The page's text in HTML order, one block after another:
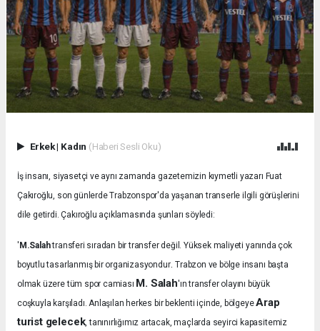
Erkek| Kadın (Haberi Sesli Oku)
İş insanı, siyasetçi ve aynı zamanda gazetemizin kıymetli yazarı Fuat
Çakıroğlu, son günlerde Trabzonspor'da yaşanan transerle ilgili görüşlerini
dile getirdi. Çakıroğlu açıklamasında şunları söyledi:
' M.Salahtransferi sıradan bir transfer değil. Yüksek maliyeti yanında çok
boyutlu tasarlanmış bir organizasyondur.Trabzon ve bölge insanı başta
olmak üzere tüm spor camiası M. Salah'ın transfer olayını büyük
coşkuyla karşıladı.Anlaşılan herkes bir beklenti içinde, bölgeyeArap
turist gelecek, tanınırlığımız artacak, maçlarda seyirci kapasitemiz